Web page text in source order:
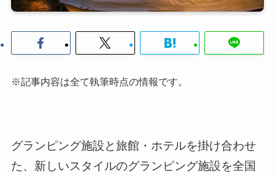
※記事内容は全て執筆時点の情報です。
グランピング施設と旅館・ホテルを掛け合わせ
た、新しいスタイルのグランピング施設を全国